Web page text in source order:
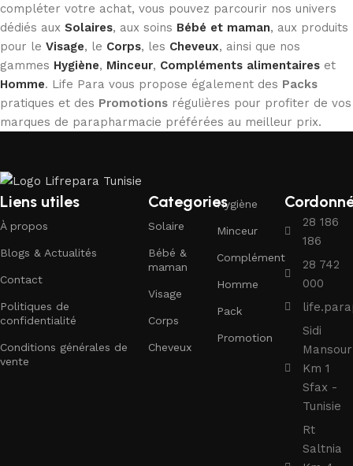
compléter votre achat, vous pouvez parcourir nos univers
dédiés aux Solaires, aux soins Bébé et maman, aux produits
pour le Visage, le Corps, les Cheveux, ainsi que nos
gammes Hygiène, Minceur, Compléments alimentaires et
Homme. Life Para vous propose également des Packs
pratiques et des Promotions régulières pour profiter de vos
marques de parapharmacie préférées au meilleur prix.
Liens utiles
À propos
Blogs & Actualités
Contact
Politiques de
confidentialité
Conditions générales de
vente
Categories
Solaire
Bébé &
maman
Visage
Corps
Cheveux
Hygiène
Minceur
Complément
Homme
Pack
Promotion
28 186
186
28 742
000
Sidi
Mansour
Km 1
Sfax -
Tunisie
Rt
Saltnia